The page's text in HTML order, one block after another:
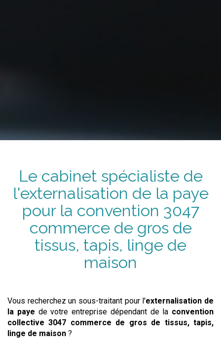
Le cabinet spécialiste de
l'externalisation de la paye
pour la convention 3047
commerce de gros de
tissus, tapis, linge de
maison
Vous recherchez un sous-traitant pour l'externalisation de
la paye de votre entreprise dépendant de la convention
collective3047 commerce de gros de tissus, tapis,
linge de maison ?